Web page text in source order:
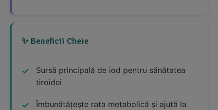
✨ Beneficii Cheie
Sursă principală de iod pentru sănătatea
tiroidei
Îmbunătățește rata metabolică și ajută la